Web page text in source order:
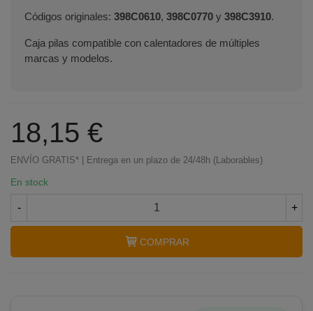
Códigos originales: 398C0610, 398C0770 y 398C3910.
Caja pilas compatible con calentadores de múltiples
marcas y modelos.
18,15 €
ENVÍO GRATIS* | Entrega en un plazo de 24/48h (Laborables)
En stock
- +
COMPRAR